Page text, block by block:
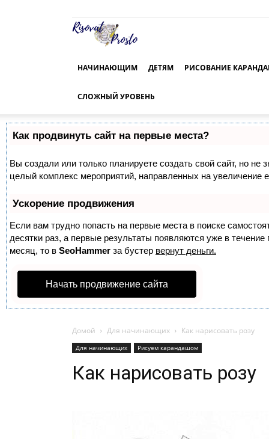
Prosto.Ru
НАЧИНАЮЩИМ ДЕТЯМ РИСОВАНИЕ
СЛОЖНЫЙ УРОВЕНЬ
Как продвинуть сайт на первые места?
Вы создали или только планируете создать свой сайт, но не
целый комплекс мероприятий, направленных на увеличение
Ускорение продвижения
Если вам трудно попасть на первые места в поиске
десятки раз, а первые результаты появляются уже в
месяц, то в SeoHammer за бустер вернут деньги.
Начать продвижение сайта
Домой Для начинающих Как нарисовать розу
Для начинающих Рисуем карандашом
Как нарисовать розу